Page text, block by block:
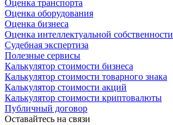
Оценка транспорта
Оценка оборудования
Оценка бизнеса
Оценка интеллектуальной собственности
Судебная экспертиза
Полезные сервисы
Калькулятор стоимости бизнеса
Калькулятор стоимости товарного знака
Калькулятор стоимости акций
Калькулятор стоимости криптовалюты
Публичный договор
Оставайтесь на связи